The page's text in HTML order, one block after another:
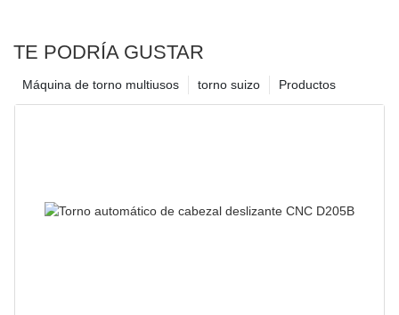
TE PODRÍA GUSTAR
Productos
torno suizo
Máquina de torno multiusos